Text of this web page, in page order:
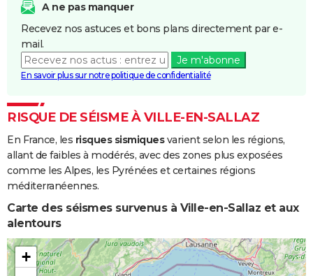
A ne pas manquer
Recevez nos astuces et bons plans directement par e-
mail.
Je m'abonne
En savoir plus sur notre politique de confidentialité
RISQUE DE SÉISME À VILLE-EN-SALLAZ
En France, les risques sismiquesvarient selon les régions,
allant de faibles à modérés, avec des zones plus exposées
comme les Alpes, les Pyrénées et certaines régions
méditerranéennes.
Carte des séismes survenus à Ville-en-Sallaz et aux
alentours
+